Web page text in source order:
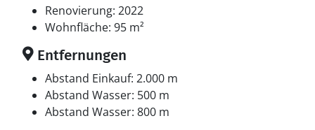
Whirlpool
Entspannen Sie sich im Innen-Durchlauf-Whirlpool für
2 Personen.
Renovierung: 2022
Wohnfläche: 95 m²
Entfernungen
Abstand Einkauf: 2.000 m
Abstand Wasser: 500 m
Abstand Wasser: 800 m